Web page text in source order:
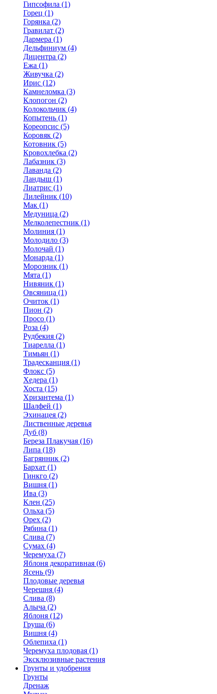
Гипсофила (1)
Горец (1)
Горянка (2)
Гравилат (2)
Дармера (1)
Дельфиниум (4)
Дицентра (2)
Ежа (1)
Живучка (2)
Ирис (12)
Камнеломка (3)
Клопогон (2)
Колокольчик (4)
Копытень (1)
Кореопсис (5)
Коровяк (2)
Котовник (5)
Кровохлебка (2)
Лабазник (3)
Лаванда (2)
Ландыш (1)
Лиатрис (1)
Лилейник (10)
Мак (1)
Медуница (2)
Мелколепестник (1)
Молиния (1)
Молодило (3)
Молочай (1)
Монарда (1)
Морозник (1)
Мята (1)
Нивяник (1)
Овсяница (1)
Очиток (1)
Пион (2)
Просо (1)
Роза (4)
Рудбекия (2)
Тиарелла (1)
Тимьян (1)
Традесканция (1)
Флокс (5)
Хедера (1)
Хоста (15)
Хризантема (1)
Шалфей (1)
Эхинацея (2)
Лиственные деревья
Дуб (8)
Береза Плакучая (16)
Липа (18)
Багрянник (2)
Бархат (1)
Гинкго (2)
Вишня (1)
Ива (3)
Клен (25)
Ольха (5)
Орех (2)
Рябина (1)
Слива (7)
Сумах (4)
Черемуха (7)
Яблоня декоративная (6)
Ясень (9)
Плодовые деревья
Черешня (4)
Слива (8)
Алыча (2)
Яблоня (12)
Груша (6)
Вишня (4)
Облепиха (1)
Черемуха плодовая (1)
Эксклюзивные растения
Грунты и удобрения
Грунты
Дренаж